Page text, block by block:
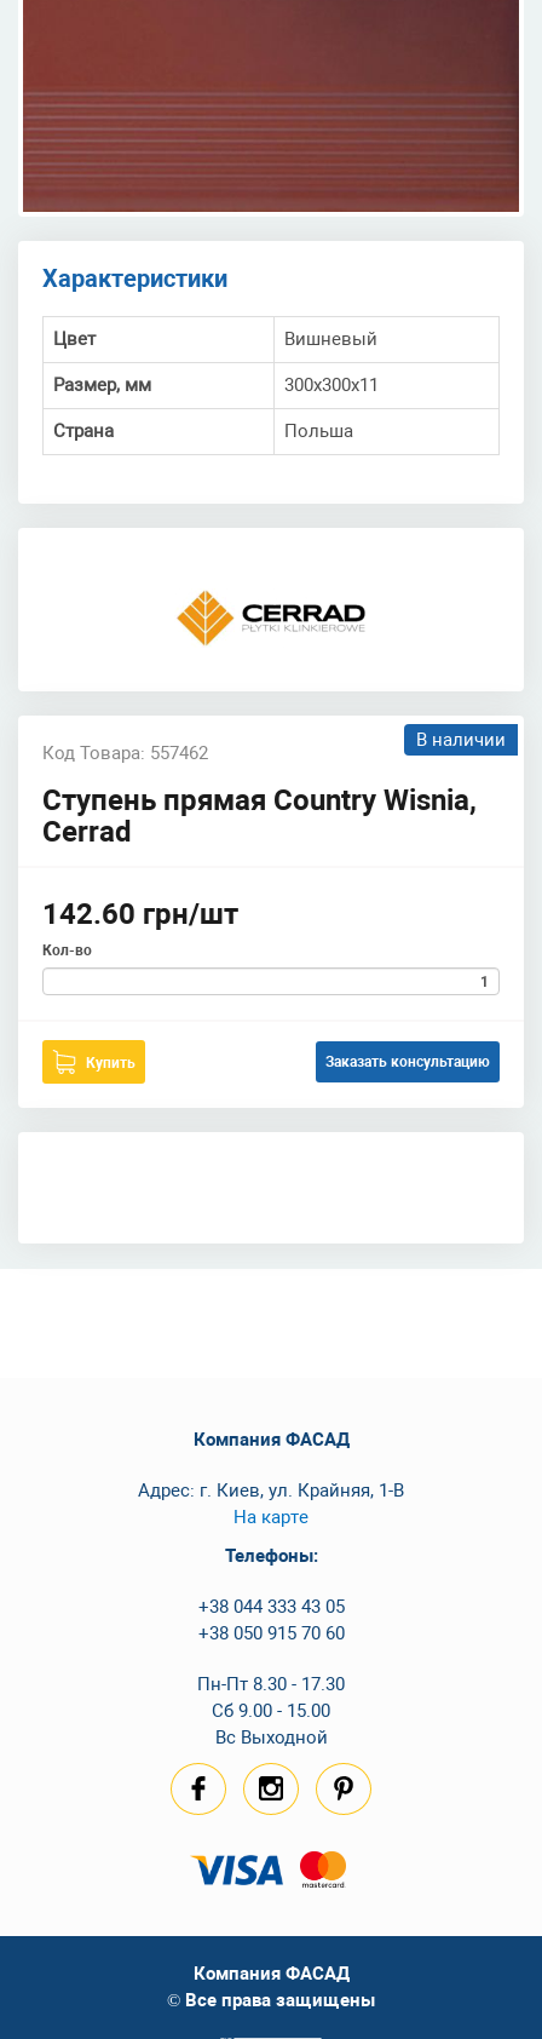
Характеристики
Цвет Вишневый
Размер, мм 300x300x11
Страна Польша
Код Товара: 557462
В наличии
Ступень прямая Country Wisnia,
Cerrad
142.60 грн/шт
Кол-во
Купить Заказать консультацию
Компания ФАСАД
Адрес: г. Киев, ул. Крайняя, 1-В
На карте
Телефоны:
+38 044 333 43 05
+38 050 915 70 60
Пн-Пт 8.30 - 17.30
Сб 9.00 - 15.00
Вс Выходной
Компания ФАСАД
© Все права защищены